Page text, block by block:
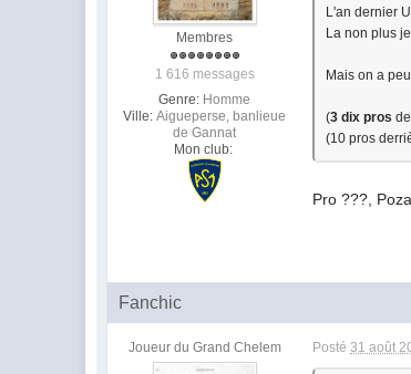
Membres
1 616 messages
Genre: Homme
Ville: Aigueperse, banlieue
de Gannat
Mon club:
L'an dernier
La non plus
Mais on a
(3 dix pros
(10 pros
Pro ???,
Fanchic
Joueur du Grand Chelem Posté31 août